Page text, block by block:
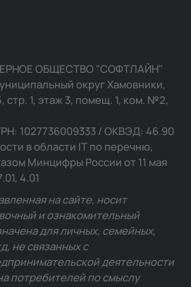
ОБЩЕСТВО "СОФТЛАЙН"
округ Хамовники,
стр. 1, этаж 3, помещ. 1, ком. №2,
1027736009333 / ОКВЭД: 46.90
в области IT по перечню,
Минцифры России от 11 мая
4.01
на сайте, носит
и ознакомительный
для личных, семейных,
не связанных с
деятельности
потребителей по смыслу